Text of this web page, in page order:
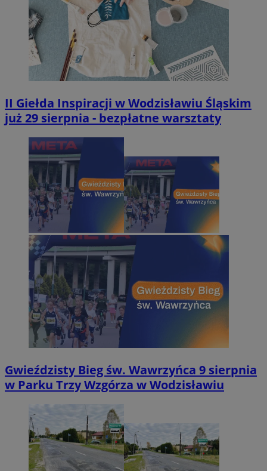
II Giełda Inspiracji w Wodzisławiu Śląskim
już 29 sierpnia - bezpłatne warsztaty
Gwieździsty Bieg św. Wawrzyńca 9 sierpnia
w Parku Trzy Wzgórza w Wodzisławiu